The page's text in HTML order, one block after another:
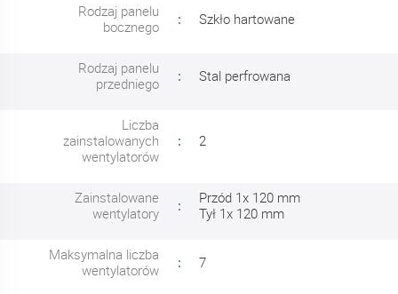
Rodzaj panelu
bocznego
Szkło hartowane
Rodzaj panelu
przedniego
Stal perfrowana
Liczba
zainstalowanych
wentylatorów
2
Zainstalowane
wentylatory
Przód 1x 120 mm
Tył 1x 120 mm
Maksymalna liczba
wentylatorów
7